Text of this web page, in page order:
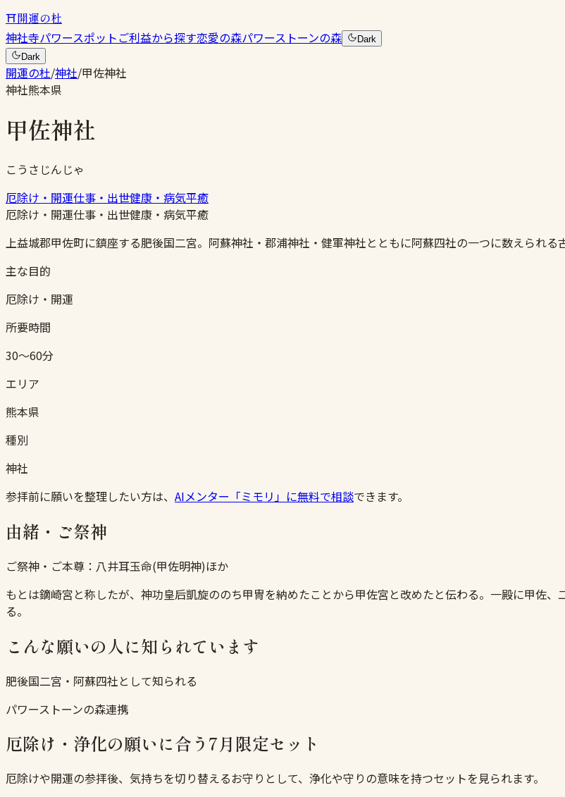
⛩開運の杜
神社寺パワースポットご利益から探す恋愛の森パワーストーンの森
Dark
Dark
開運の杜/神社/甲佐神社
神社熊本県
甲佐神社
こうさじんじゃ
厄除け・開運仕事・出世健康・病気平癒
厄除け・開運仕事・出世健康・病気平癒
上益城郡甲佐町に鎮座する肥後国二宮。阿蘇神社・郡浦神社・健軍神社とともに阿蘇四社の一つに数えられる
主な目的
厄除け・開運
所要時間
30〜60分
エリア
熊本県
種別
神社
参拝前に願いを整理したい方は、 AIメンター「ミモリ」に無料で相談できます。
由緒・ご祭神
ご祭神・ご本尊： 八井耳玉命(甲佐明神)ほか
もとは鏑崎宮と称したが、神功皇后凱旋ののち甲冑を納めたことから甲佐宮と改めたと伝わる。一殿に甲佐
る。
こんな願いの人に知られています
肥後国二宮・阿蘇四社として知られる
パワーストーンの森連携
厄除け・浄化の願いに合う7月限定セット
厄除けや開運の参拝後、気持ちを切り替えるお守りとして、浄化や守りの意味を持つセットを見られます。